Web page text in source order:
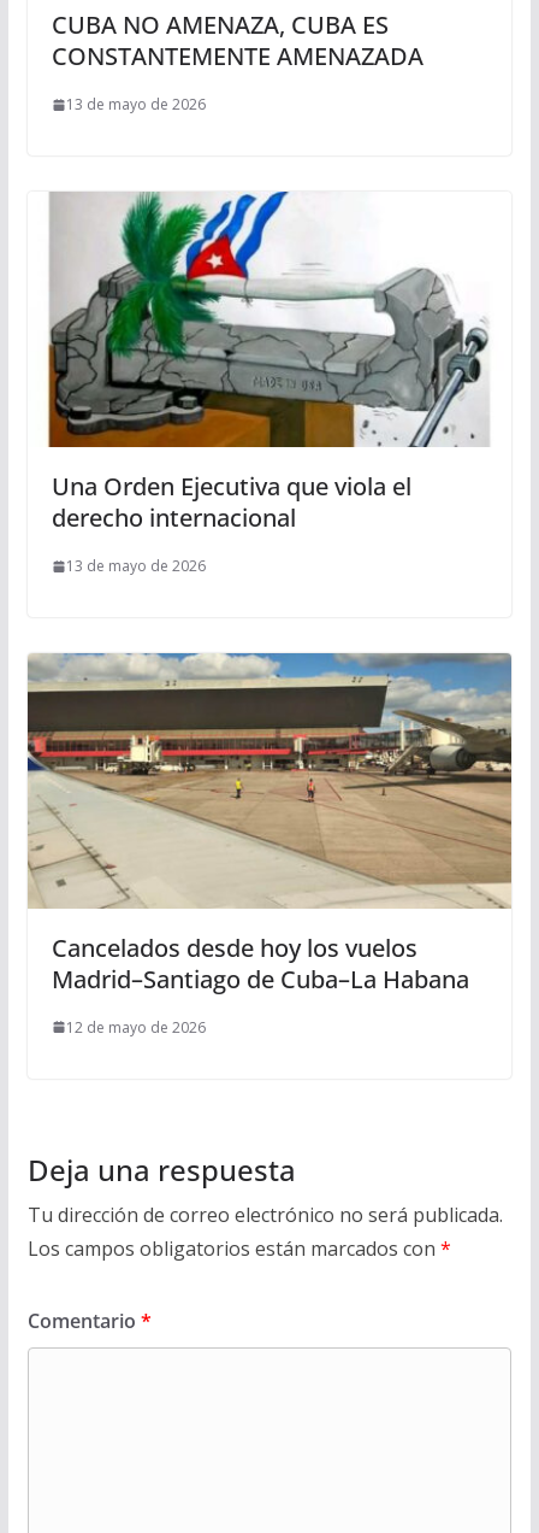
CUBA NO AMENAZA, CUBA ES
CONSTANTEMENTE AMENAZADA
13 de mayo de 2026
Una Orden Ejecutiva que viola el
derecho internacional
13 de mayo de 2026
Cancelados desde hoy los vuelos
Madrid–Santiago de Cuba–La Habana
12 de mayo de 2026
Deja una respuesta
Tu dirección de correo electrónico no será publicada.
Los campos obligatorios están marcados con *
Comentario *